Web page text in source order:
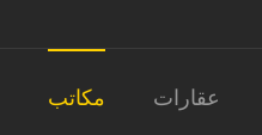
عقارات مكاتب